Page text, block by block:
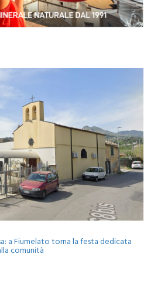
a Fiumelato torna la festa dedicata
comunità